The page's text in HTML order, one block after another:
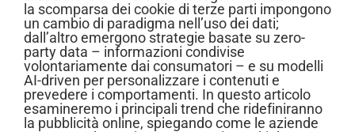
la scomparsa dei cookie di terze parti impongono
un cambio di paradigma nell’uso dei dati;
dall’altro emergono strategie basate su zero-
party data – informazioni condivise
volontariamente dai consumatori – e su modelli
AI-driven per personalizzare i contenuti e
prevedere i comportamenti. In questo articolo
esamineremo i principali trend che ridefiniranno
la pubblicità online, spiegando come le aziende